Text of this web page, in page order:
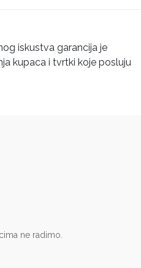
iskustva garancija je
kupaca i tvrtki koje posluju
ne radimo.